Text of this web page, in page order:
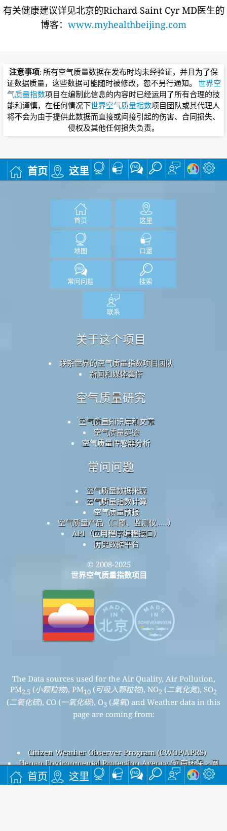
首页 这里
有关健康建议详见北京的Richard Saint Cyr MD医生的
博客： www.myhealthbeijing.com
注意事项: 所有空气质量数据在发布时均未经验证，并且为了保
证数据质量，这些数据可能随时被修改，恕不另行通知。 世界空
气质量指数项目在编制此信息的内容时已经运用了所有合理的技
能和谨慎，在任何情况下世界空气质量指数项目团队或其代理人
将不会为由于提供此数据而直接或间接引起的伤害、合同损失、
侵权及其他任何损失负责。
首页 这里
首页 这里
地图 口罩
常问问题 搜索
联系
关于这个项目
联系世界的空气质量指数项目团队
新闻和媒体套件
空气质量研究
空气质量知识库和文章
空气质量实验
空气质量传感器分析
常问问题
空气质量数据来源
空气质量指数计算
空气质量预报
空气质量产品（口罩、监测仪……）
API（应用程序编程接口）
历史数据平台
© 2008-2025
世界空气质量指数项目
The Data sources used for the Air Quality, Air Pollution,
PM2.5 (小颗粒物), PM10 (可吸入颗粒物), NO2 (二氧化氮), SO2
(二氧化硫), CO (一氧化碳), O3 (臭氧) and Weather data in this
page are coming from:
Citizen Weather Observer Program (CWOP/APRS)
Henan Environmental Protection Agency (河南环保 > 网
站首页)
滑县滑县六中空气污染